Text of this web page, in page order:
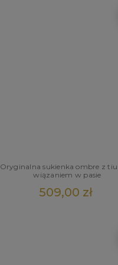
Oryginalna sukienka ombre z
wiązaniem w pasie
509,00 zł